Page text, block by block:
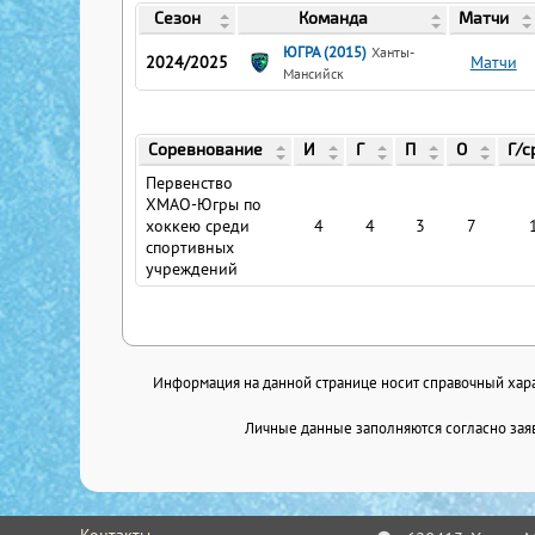
Сезон Команда Матчи
2024/2025 ЮГРА (2015) Ханты-
Мансийск
Матчи
Соревнование И Г П О Г/
Первенство
ХМАО-Югры по
хоккею среди
спортивных
учреждений
4 4 3 7
Информация на данной странице носит справочный
Личные данные заполняются согласно